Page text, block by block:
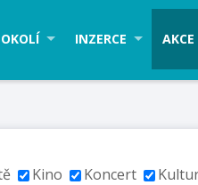
OKOLÍ INZERCE AKCE
Kino Koncert